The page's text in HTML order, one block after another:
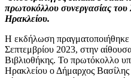
πρωτοκόλλου συνεργασίας
Ηρακλείου.
Η εκδήλωση
Σεπτεμβρίου 2023, στην
Βιβλιοθήκης. Το πρωτόκολλο
Ηρακλείου ο Δήμαρχος Βασίλης